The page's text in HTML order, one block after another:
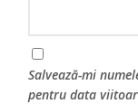
Salvează-mi
pentru data